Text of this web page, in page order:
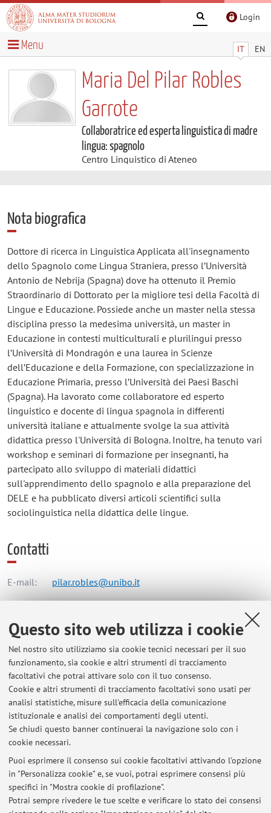
Questo sito web utilizza i cookie
Nel nostro sito utilizziamo sia cookie tecnici necessari per il suo
funzionamento, sia cookie e altri strumenti di tracciamento
facoltativi che potrai attivare solo con il tuo consenso.
Cookie e altri strumenti di tracciamento facoltativi sono usati per
analisi statistiche, misure sull'efficacia della comunicazione
istituzionale e analisi dei comportamenti degli utenti.
Se chiudi questo banner continuerai la navigazione solo con i
cookie necessari.
Puoi esprimere il consenso sui cookie facoltativi attivando l'opzione
in "Personalizza cookie" e, se vuoi, potrai esprimere consensi più
specifici in "Mostra cookie di profilazione".
Potrai sempre rivedere le tue scelte e verificare lo stato dei consensi
Login
IT EN
Menu
Maria Del Pilar Robles
Garrote
Collaboratrice ed esperta linguistica di madre
lingua: spagnolo
Centro Linguistico di Ateneo
Nota biografica
Dottore di ricerca in Linguistica Applicata all'insegnamento
dello Spagnolo come Lingua Straniera, presso l’Università
Antonio de Nebrija (Spagna) dove ha ottenuto il Premio
Straordinario di Dottorato per la migliore tesi della Facoltà di
Lingue e Educazione. Possiede anche un master nella stessa
disciplina presso la medesima università, un master in
Educazione in contesti multiculturali e plurilingui presso
l’Università di Mondragón e una laurea in Scienze
dell’Educazione e della Formazione, con specializzazione in
Educazione Primaria, presso l’Università dei Paesi Baschi
(Spagna). Ha lavorato come collaboratore ed esperto
linguistico e docente di lingua spagnola in differenti
università italiane e attualmente svolge la sua attività
didattica presso l'Università di Bologna. Inoltre, ha tenuto vari
workshop e seminari di formazione per insegnanti, ha
partecipato allo sviluppo di materiali didattici
sull'apprendimento dello spagnolo e alla preparazione del
DELE e ha pubblicato diversi articoli scientifici sulla
sociolinguistica nella didattica delle lingue.
Contatti
E-mail: pilar.robles@unibo.it
Centro Linguistico di Ateneo
Via Filippo Re 10, Bologna - Vai alla mappa
Orario di ricevimento
Su appuntamento da concordare via email:
pilar.robles@unibo.it
Ultimi avvisi
Al momento non sono presenti avvisi.